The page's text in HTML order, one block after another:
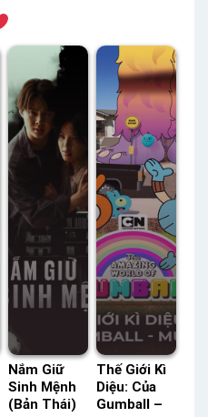
Nắm Giữ
Sinh Mệnh
(Bản Thái)
Thế Giới Kì
Diệu: Của
Gumball –